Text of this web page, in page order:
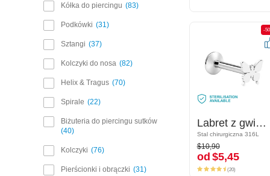
Kółka do piercingu 83
Podkówki 31
Sztangi 37
Kolczyki do nosa 82
Helix & Tragus 70
Spirale 22
Biżuteria do piercingu sutków
40
Kolczyki 76
Pierścionki i obrączki 31
-50%
Labret z gwintem wewnętrznym z charmsem motylem
Stal chirurgiczna 316L
$10,90
od$5,45
-
Labret z gwintem wewnętrznym z charmsem motylem
Stal chirurgiczna 316L
$10,90
od $5,45
(20)